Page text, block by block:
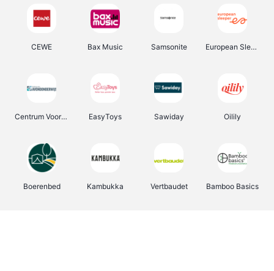
CEWE Bax Music Samsonite European Sleeper
Centrum Voor Avondonderwijs EasyToys Sawiday Oilily
Boerenbed Kambukka Vertbaudet Bamboo Basics